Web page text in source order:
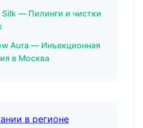
Silk — Пилинги и чистки
Aura — Инъекционная
в Москва
в регионе